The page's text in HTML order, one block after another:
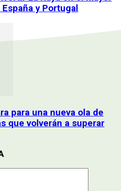
y Portugal
para una nueva ola de
que volverán a superar